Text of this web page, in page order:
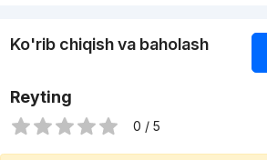
Ko'rib chiqish va baholash
Reyting
0 / 5